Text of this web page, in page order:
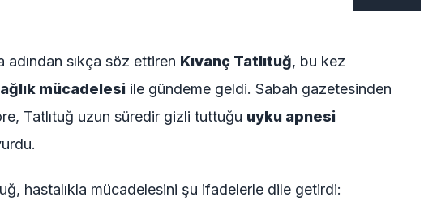
adından sıkça söz ettiren Kıvanç Tatlıtuğ, bu kez
mücadelesi ile gündeme geldi. Sabah gazetesinden
Tatlıtuğ uzun süredir gizli tuttuğu uyku apnesi
hastalıkla mücadelesini şu ifadelerle dile getirdi: